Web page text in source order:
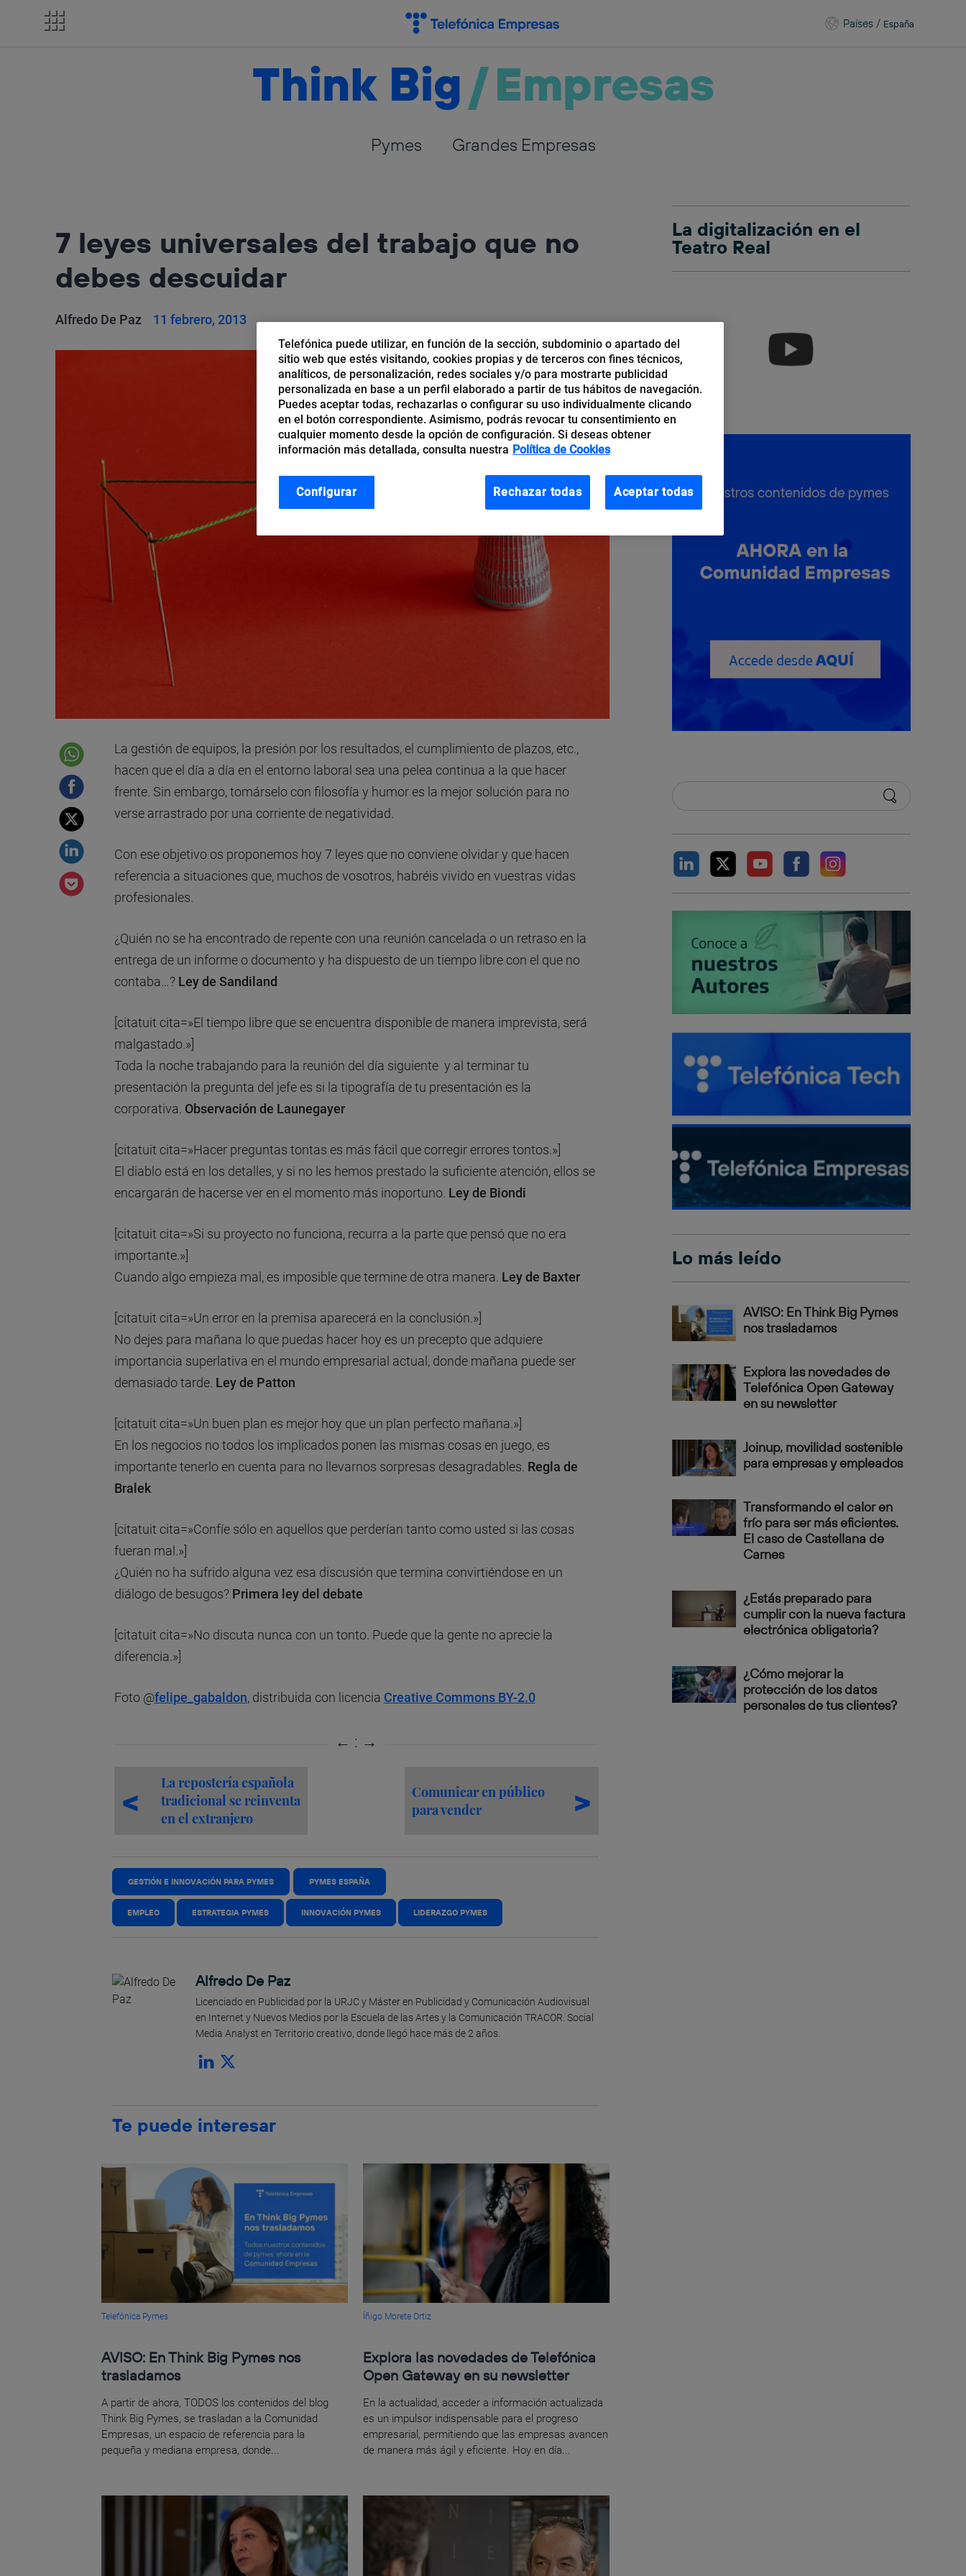
Países / España
Think Big/Empresas
Pymes Grandes Empresas
7 leyes universales del trabajo que no
debes descuidar
Alfredo De Paz 11 febrero, 2013
La gestión de equipos, la presión por los resultados, el cumplimiento de plazos, etc.,
hacen que el día a día en el entorno laboral sea una pelea continua a la que hacer
frente. Sin embargo, tomárselo con filosofía y humor es la mejor solución para no
verse arrastrado por una corriente de negatividad.
Con ese objetivo os proponemos hoy 7 leyes que no conviene olvidar y que hacen
referencia a situaciones que, muchos de vosotros, habréis vivido en vuestras vidas
profesionales.
¿Quién no se ha encontrado de repente con una reunión cancelada o un retraso en la
entrega de un informe o documento y ha dispuesto de un tiempo libre con el que no
contaba…? Ley de Sandiland
[citatuit cita=»El tiempo libre que se encuentra disponible de manera imprevista, será
malgastado.»]
Toda la noche trabajando para la reunión del día siguiente y al terminar tu
presentación la pregunta del jefe es si la tipografía de tu presentación es la
corporativa. Observación de Launegayer
[citatuit cita=»Hacer preguntas tontas es más fácil que corregir errores tontos.»]
El diablo está en los detalles, y si no les hemos prestado la suficiente atención, ellos se
encargarán de hacerse ver en el momento más inoportuno. Ley de Biondi
[citatuit cita=»Si su proyecto no funciona, recurra a la parte que pensó que no era
importante.»]
Cuando algo empieza mal, es imposible que termine de otra manera. Ley de Baxter
[citatuit cita=»Un error en la premisa aparecerá en la conclusión.»]
No dejes para mañana lo que puedas hacer hoy es un precepto que adquiere
importancia superlativa en el mundo empresarial actual, donde mañana puede ser
demasiado tarde. Ley de Patton
[citatuit cita=»Un buen plan es mejor hoy que un plan perfecto mañana.»]
En los negocios no todos los implicados ponen las mismas cosas en juego, es
importante tenerlo en cuenta para no llevarnos sorpresas desagradables. Regla de
Bralek
[citatuit cita=»Confíe sólo en aquellos que perderían tanto como usted si las cosas
fueran mal.»]
¿Quién no ha sufrido alguna vez esa discusión que termina convirtiéndose en un
diálogo de besugos? Primera ley del debate
[citatuit cita=»No discuta nunca con un tonto. Puede que la gente no aprecie la
diferencia.»]
Foto @felipe_gabaldon, distribuida con licencia Creative Commons BY-2.0
La repostería española
tradicional se reinventa
en el extranjero
Comunicar en público
para vender
GESTIÓN E INNOVACIÓN PARA PYMES PYMES ESPAÑA
EMPLEO ESTRATEGIA PYMES INNOVACIÓN PYMES LIDERAZGO PYMES
Alfredo De Paz
Licenciado en Publicidad por la URJC y Máster en Publicidad y Comunicación Audiovisual
en Internet y Nuevos Medios por la Escuela de las Artes y la Comunicación TRACOR. Social
Media Analyst en Territorio creativo, donde llegó hace más de 2 años.
Te puede interesar
Telefónica Pymes
AVISO: En Think Big Pymes nos
trasladamos
A partir de ahora, TODOS los contenidos del blog
Think Big Pymes, se trasladan a la Comunidad
Empresas, un espacio de referencia para la
pequeña y mediana empresa, donde...
Íñigo Morete Ortiz
Explora las novedades de Telefónica
Open Gateway en su newsletter
En la actualidad, acceder a información actualizada
es un impulsor indispensable para el progreso
empresarial, permitiendo que las empresas avancen
de manera más ágil y eficiente. Hoy en día...
La digitalización en el
Teatro Real
Lo más leído
AVISO: En Think Big Pymes
nos trasladamos
Explora las novedades de
Telefónica Open Gateway
en su newsletter
Joinup, movilidad sostenible
para empresas y empleados
Transformando el calor en
frío para ser más eficientes.
El caso de Castellana de
Carnes
¿Estás preparado para
cumplir con la nueva factura
electrónica obligatoria?
¿Cómo mejorar la
protección de los datos
personales de tus clientes?
Telefónica puede utilizar, en función de la sección, subdominio o apartado del
sitio web que estés visitando, cookies propias y de terceros con fines técnicos,
analíticos, de personalización, redes sociales y/o para mostrarte publicidad
personalizada en base a un perfil elaborado a partir de tus hábitos de navegación.
Puedes aceptar todas, rechazarlas o configurar su uso individualmente clicando
en el botón correspondiente. Asimismo, podrás revocar tu consentimiento en
cualquier momento desde la opción de configuración. Si deseas obtener
información más detallada, consulta nuestra Política de Cookies
Rechazar todas Aceptar todas
Configurar